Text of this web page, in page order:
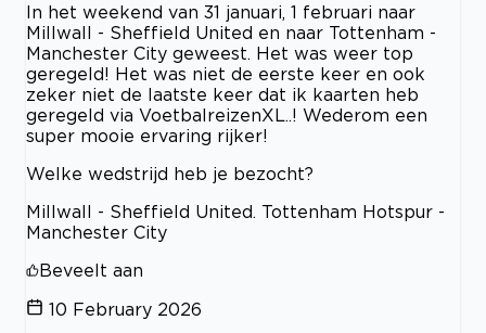
In het weekend van 31 januari, 1 februari naar
Millwall - Sheffield United en naar Tottenham -
Manchester City geweest. Het was weer top
geregeld! Het was niet de eerste keer en ook
zeker niet de laatste keer dat ik kaarten heb
geregeld via VoetbalreizenXL..! Wederom een
super mooie ervaring rijker!
Welke wedstrijd heb je bezocht?
Millwall - Sheffield United. Tottenham Hotspur -
Manchester City
Beveelt aan
10 February 2026